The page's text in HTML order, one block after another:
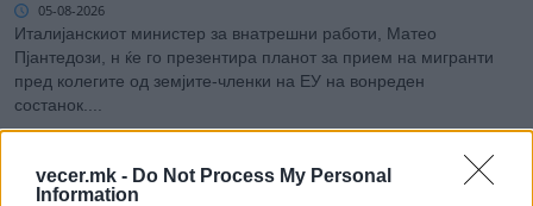
vecer.mk - Do Not Process My Personal
Information
05-08-2026
Италијанскиот министер за внатрешни работи, Матео
Пјантедози, н ќе го презентира планот за прием на мигранти
пред колегите од земјите-членки на ЕУ на вонреден
состанок....